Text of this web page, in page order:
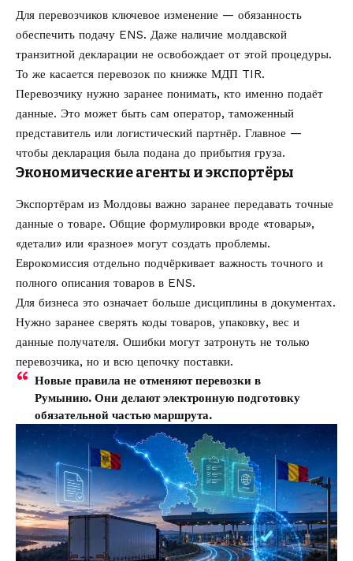
Для перевозчиков ключевое изменение — обязанность
обеспечить подачу ENS. Даже наличие молдавской
транзитной декларации не освобождает от этой процедуры.
То же касается перевозок по книжке МДП TIR.
Перевозчику нужно заранее понимать, кто именно подаёт
данные. Это может быть сам оператор, таможенный
представитель или логистический партнёр. Главное —
чтобы декларация была подана до прибытия груза.
Экономические агенты и экспортёры
Экспортёрам из Молдовы важно заранее передавать точные
данные о товаре. Общие формулировки вроде «товары»,
«детали» или «разное» могут создать проблемы.
Еврокомиссия отдельно подчёркивает важность точного и
полного описания товаров в ENS.
Для бизнеса это означает больше дисциплины в документах.
Нужно заранее сверять коды товаров, упаковку, вес и
данные получателя. Ошибки могут затронуть не только
перевозчика, но и всю цепочку поставки.
Новые правила не отменяют перевозки в
Румынию. Они делают электронную подготовку
обязательной частью маршрута.